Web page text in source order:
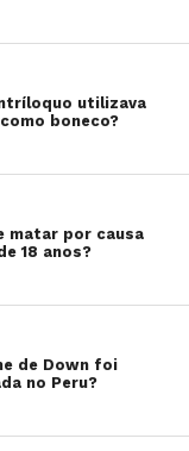
utilizava
boneco?
matar por causa
18 anos?
de Down foi
no Peru?